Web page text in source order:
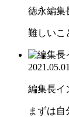
徳永編集
難しいこ
2021.05.01
編集長イ
まずは